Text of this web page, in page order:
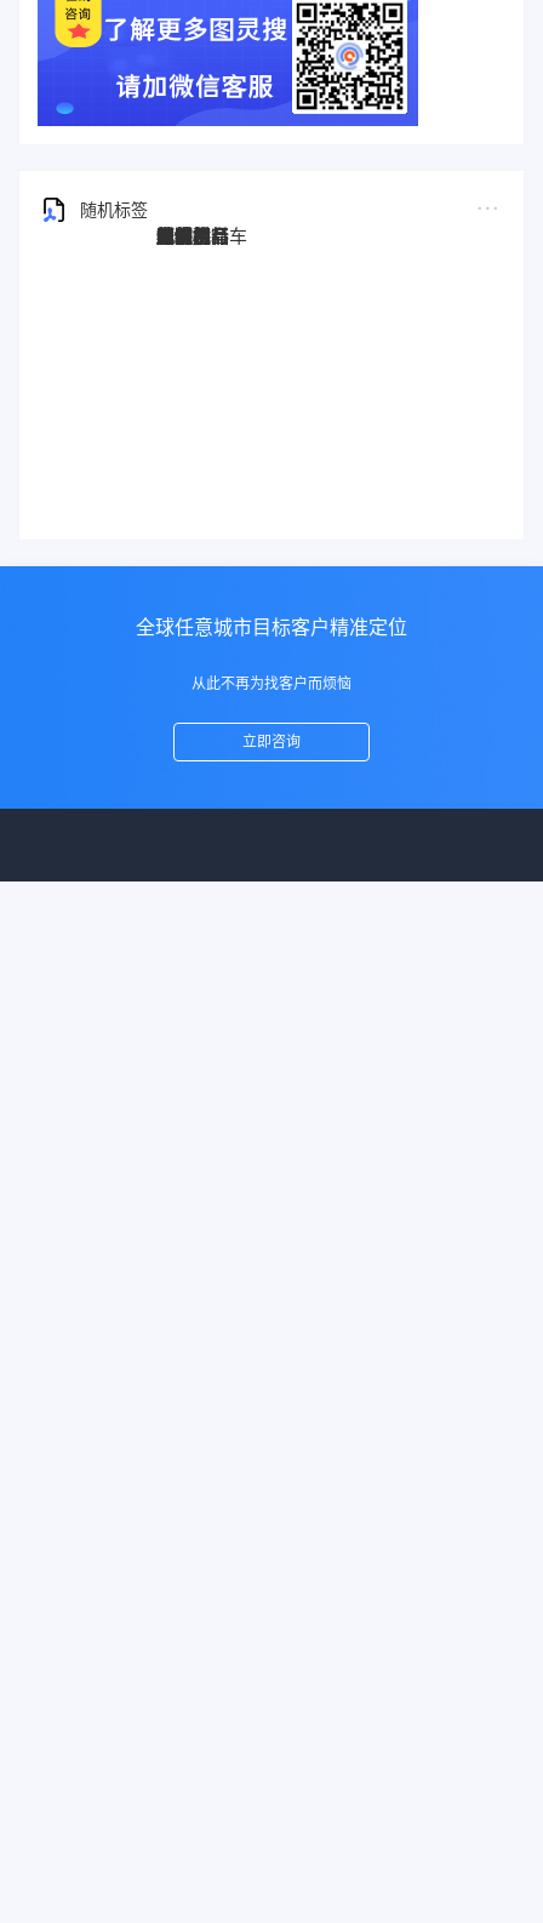
随机标签
图灵搜
电子秤
劳保手套
压缩机
宠物用品
纸袋
塑料袋
箱包
圣诞树
电子烟
集装箱
沙发
户外用品
美容用品
红酒
电动自行车
服装
母婴用品
石材
壁纸
建筑材料
全球任意城市目标客户精准定位
从此不再为找客户而烦恼
立即咨询